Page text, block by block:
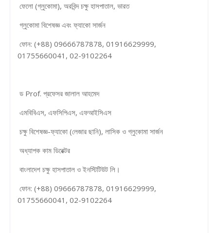
ফেলো (গ্লুকোমা), অরবিন্দ চক্ষু হাসপাতাল, ভারত
গ্লুকোমা বিশেষজ্ঞ এবং ফ্যাকো সার্জন
ফোন: (+88) 09666787878, 01916629999,
01755660041, 02-9102264
ড Prof. প্রফেসর জালাল আহমেদ
এমবিবিএস, এফসিপিএস, এফআইসিএস
চক্ষু বিশেষজ্ঞ-ফ্যাকো (লেজার ছানি), লাসিক ও গ্লুকোমা সার্জন
অধ্যাপক কাম ডিরেক্টর
বাংলাদেশ চক্ষু হাসপাতাল ও ইনস্টিটিউট লি।
ফোন: (+88) 09666787878, 01916629999,
01755660041, 02-9102264